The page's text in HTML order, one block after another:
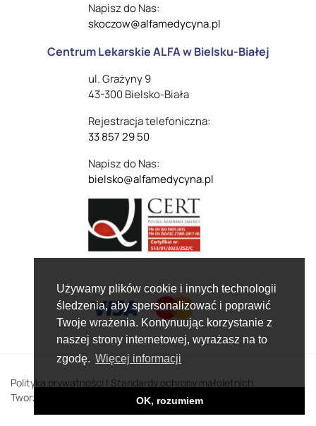
Używamy plików cookie i innych technologii
śledzenia, aby spersonalizować i poprawić
Twoje wrażenia. Kontynuując korzystanie z
naszej strony internetowej, wyrażasz na to
zgodę. Więcej informacji
OK, rozumiem
Napisz do Nas:
skoczow@alfamedycyna.pl
Centrum Lekarskie ALFA w Bielsku-Białej
ul. Grażyny 9
43-300 Bielsko-Biała
Rejestracja telefoniczna:
33 857 29 50
Napisz do Nas:
bielsko@alfamedycyna.pl
Polityka prywatności | Standardy ochrony małoletnich
Tworzenie stron www:
Data Quest | CMS TYPO3